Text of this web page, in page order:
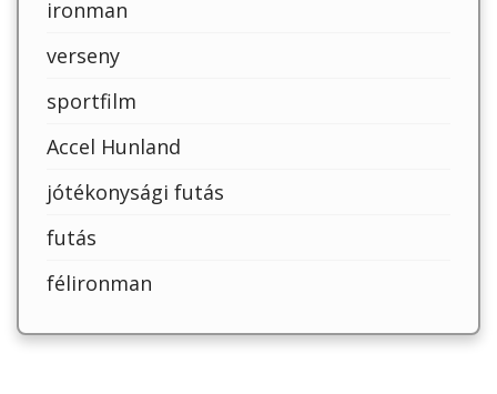
ironman
verseny
sportfilm
Accel Hunland
jótékonysági futás
futás
félironman